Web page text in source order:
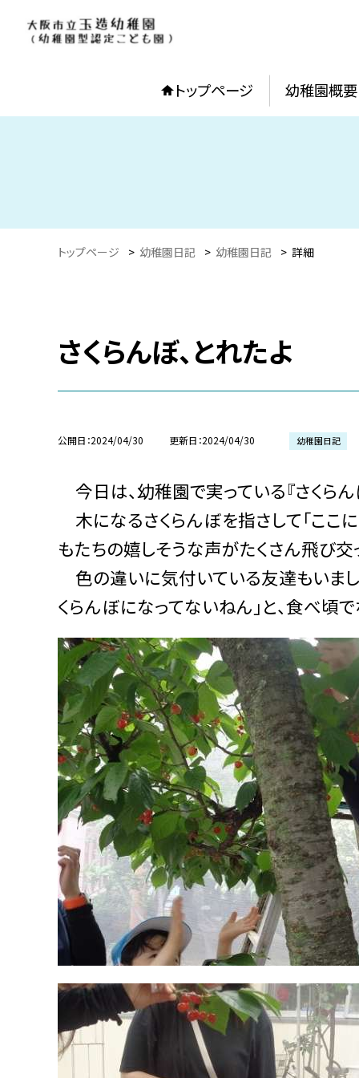
トップページ 幼稚園概要
トップページ > 幼稚園日記 > 幼稚園日記 > 詳細
さくらんぼ、とれたよ
公開日 2024/04/30 更新日 2024/04/30 幼稚園日記
今日は、幼稚園で実っている『さくらん
木になるさくらんぼを指さして「ここ
もたちの嬉しそうな声がたくさん飛び交
色の違いに気付いている友達もいまし
くらんぼになってないねん」と、食べ頃